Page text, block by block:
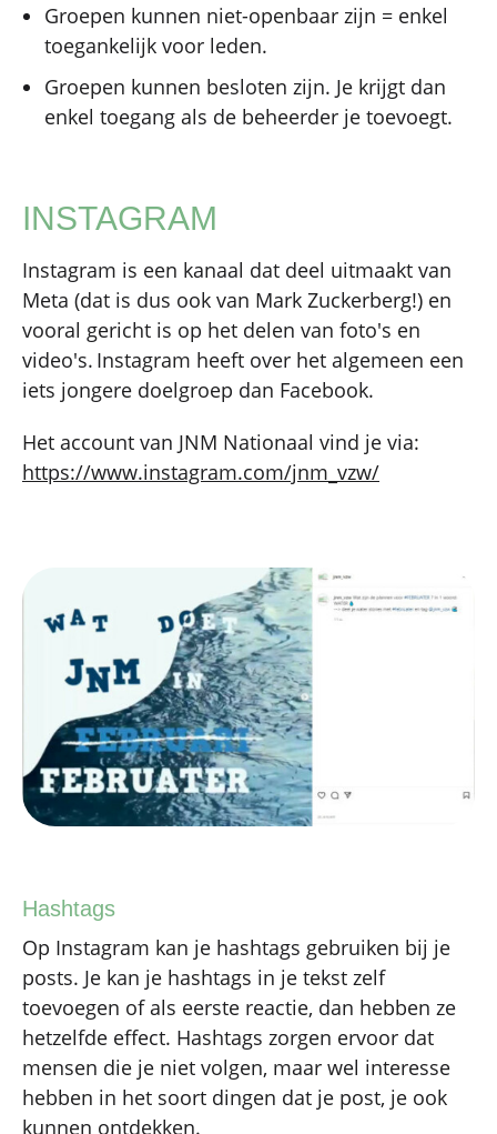
Groepen kunnen niet-openbaar zijn = enkel
toegankelijk voor leden.
Groepen kunnen besloten zijn. Je krijgt dan
enkel toegang als de beheerder je toevoegt.
INSTAGRAM
Instagram is een kanaal dat deel uitmaakt van
Meta (dat is dus ook van Mark Zuckerberg!) en
vooral gericht is op het delen van foto's en
video's. Instagram heeft over het algemeen een
iets jongere doelgroep dan Facebook.
Het account van JNM Nationaal vind je via:
https://www.instagram.com/jnm_vzw/
Hashtags
Op Instagram kan je hashtags gebruiken bij je
posts. Je kan je hashtags in je tekst zelf
toevoegen of als eerste reactie, dan hebben ze
hetzelfde effect. Hashtags zorgen ervoor dat
mensen die je niet volgen, maar wel interesse
hebben in het soort dingen dat je post, je ook
kunnen ontdekken.